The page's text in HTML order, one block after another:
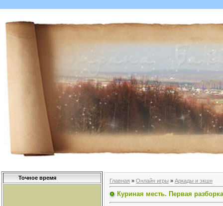
Точное время Главная » Онлайн игры » Аркады и экшн
Куриная месть. Первая разборка